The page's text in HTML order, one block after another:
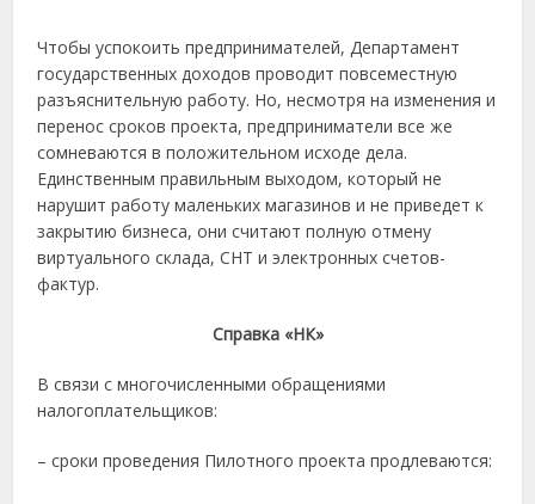
Чтобы успокоить предпринимателей, Департамент
государственных доходов проводит повсеместную
разъяснительную работу. Но, несмотря на изменения и
перенос сроков проекта, предприниматели все же
сомневаются в положительном исходе дела.
Единственным правильным выходом, который не
нарушит работу маленьких магазинов и не приведет к
закрытию бизнеса, они считают полную отмену
виртуального склада, СНТ и электронных счетов-
фактур.
Справка «НК»
В связи с многочисленными обращениями
налогоплательщиков:
– сроки проведения Пилотного проекта продлеваются: